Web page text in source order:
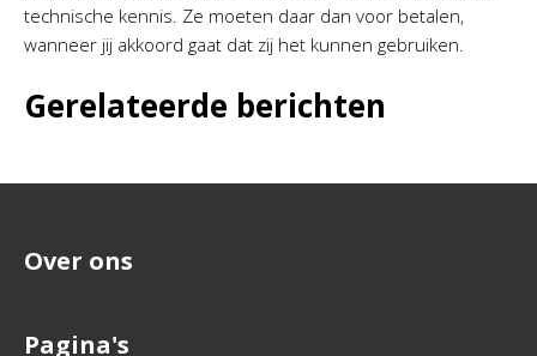
technische kennis. Ze moeten daar dan voor betalen,
wanneer jij akkoord gaat dat zij het kunnen gebruiken.
Gerelateerde berichten
Over ons
Pagina's